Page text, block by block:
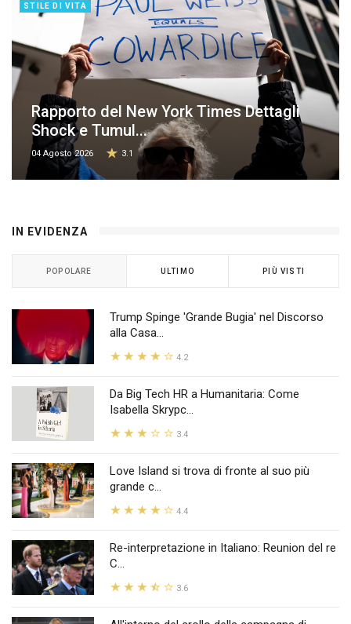
STILE DI VITA
Rapporto del New York Times Dettagli
Shock e Tumul...
04 Agosto 2026 3.1
IN EVIDENZA
POPOLARE ULTIMO PIÙ VISTI
Trump Spinge 'Grande Bugia' nel Discorso
alla Casa...
4.2
Da Big Tech HR a Humanitaria: Come
Isabella Skrypc...
3.4
Love Island si trova di fronte al suo più
grande c...
4.4
Re-interpretazione in Italiano: Reunion del re
C...
3.6